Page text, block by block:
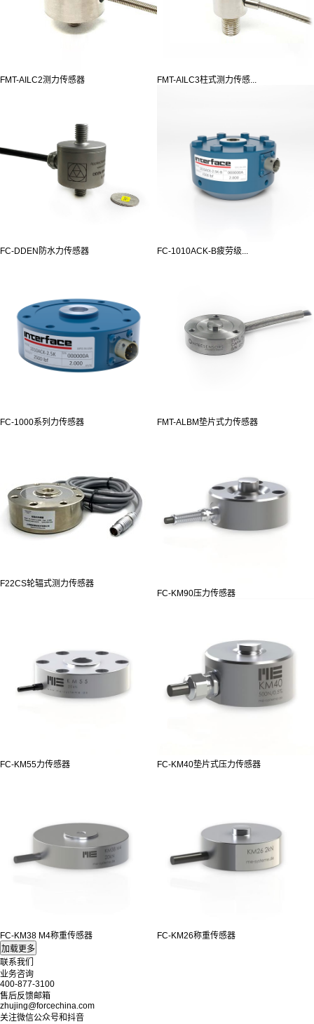
FMT-AILC2测力传感器 FMT-AILC3柱式测力传感...
FC-DDEN防水力传感器 FC-1010ACK-B疲劳级...
FC-1000系列力传感器 FMT-ALBM垫片式力传感器
F22CS轮辐式测力传感器
FC-KM90压力传感器
FC-KM55力传感器 FC-KM40垫片式压力传感器
FC-KM38 M4称重传感器 FC-KM26称重传感器
联系我们
业务咨询
400-877-3100
售后反馈邮箱
zhujing@forcechina.com
关注微信公众号和抖音